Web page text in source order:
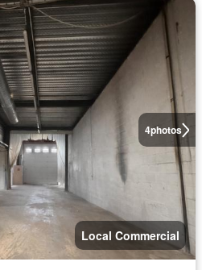
4photos
Local Commercial